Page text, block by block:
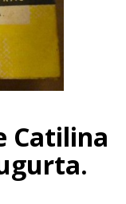
Catilina